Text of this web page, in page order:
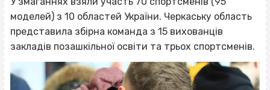
моделей) з 10 областей України. Черкаську область
представила збірна команда з 15 вихованців
закладів позашкільної освіти та трьох спортсменів.